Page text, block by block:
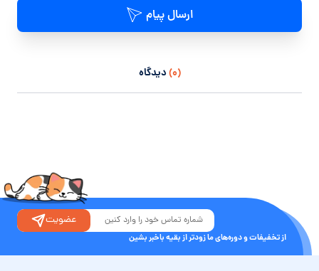
ارسال پیام
(۰) دیدگاه
از تخفیفات و دوره‌های ما زودتر از بقیه باخبر بشین
عضویت